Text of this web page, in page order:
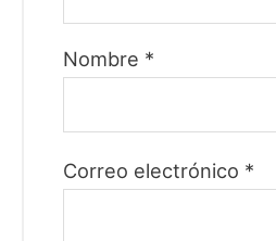
Nombre *
Correo electrónico *